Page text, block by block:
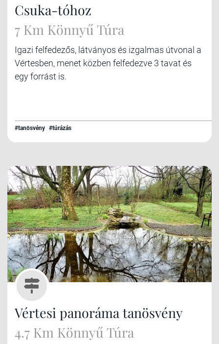
Csuka-tóhoz
7 Km Könnyű Túra
Igazi felfedezős, látványos és izgalmas útvonal a
Vértesben, menet közben felfedezve 3 tavat és
egy forrást is.
#tanösvény #túrázás
Vértesi panoráma tanösvény
4.7 Km Könnyű Túra